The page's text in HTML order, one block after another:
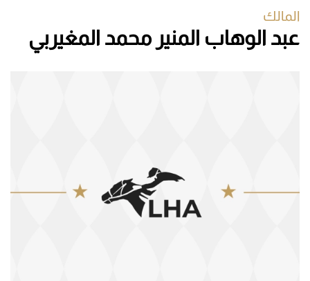
المالك
عبد الوهاب المنير محمد المغيربي